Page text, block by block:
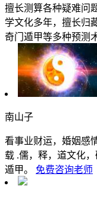
擅长测算各种疑难问
学文化多年，擅长归
奇门遁甲等多种预测
南山子
看事业财运，婚姻感
载 .儒，释，道文化
遁甲。
免费咨询老师